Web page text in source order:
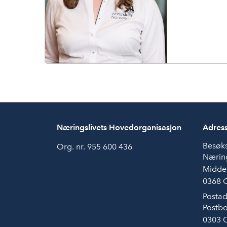
e
n
Næringslivets Hovedorganisasjon
Org. nr. 955 600 436
0368
0303